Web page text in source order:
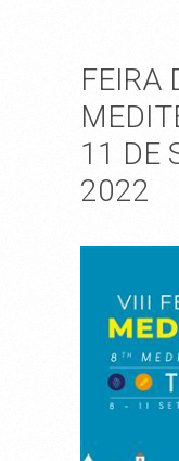
FEIRA
11 DE
2022